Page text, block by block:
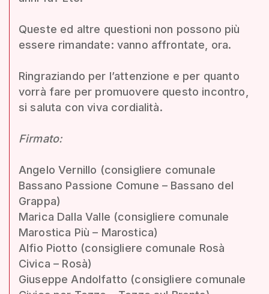
Queste ed altre questioni non possono più
essere rimandate: vanno affrontate, ora.
Ringraziando per l’attenzione e per quanto
vorrà fare per promuovere questo incontro,
si saluta con viva cordialità.
Firmato:
Angelo Vernillo (consigliere comunale
Bassano Passione Comune – Bassano del
Grappa)
Marica Dalla Valle (consigliere comunale
Marostica Più – Marostica)
Alfio Piotto (consigliere comunale Rosà
Civica – Rosà)
Giuseppe Andolfatto (consigliere comunale